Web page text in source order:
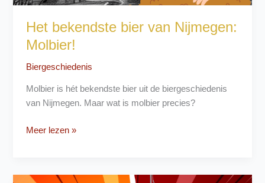
Het bekendste bier van Nijmegen:
Molbier!
Biergeschiedenis
Molbier is hét bekendste bier uit de biergeschiedenis
van Nijmegen. Maar wat is molbier precies?
Het
van
Meer lezen »